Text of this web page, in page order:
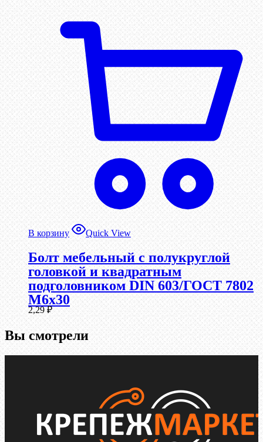
В корзину Quick View
Болт мебельный с полукруглой
головкой и квадратным
подголовником DIN 603/ГОСТ 7802
М6х30
2,29₽
Вы смотрели